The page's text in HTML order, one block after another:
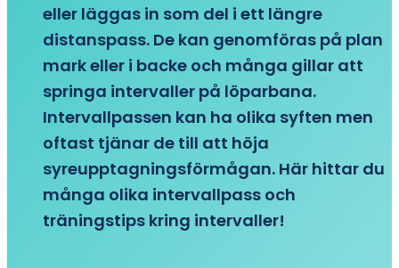
eller läggas in som del i ett längre
distanspass. De kan genomföras på plan
mark eller i backe och många gillar att
springa intervaller på löparbana.
Intervallpassen kan ha olika syften men
oftast tjänar de till att höja
syreupptagningsförmågan. Här hittar du
många olika intervallpass och
träningstips kring intervaller!